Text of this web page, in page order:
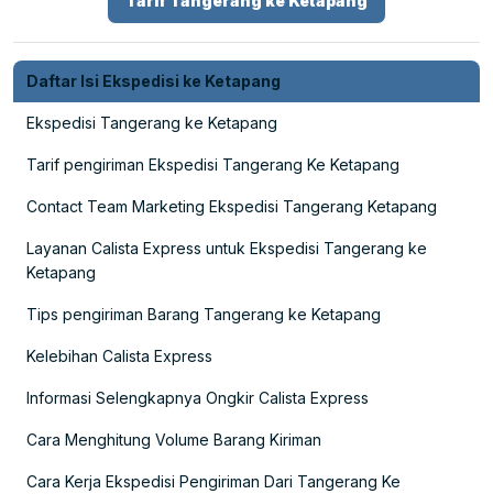
Daftar Isi Ekspedisi ke Ketapang
Ekspedisi Tangerang ke Ketapang
Tarif pengiriman Ekspedisi Tangerang Ke Ketapang
Contact Team Marketing Ekspedisi Tangerang Ketapang
Layanan Calista Express untuk Ekspedisi Tangerang ke
Ketapang
Tips pengiriman Barang Tangerang ke Ketapang
Kelebihan Calista Express
Informasi Selengkapnya Ongkir Calista Express
Cara Menghitung Volume Barang Kiriman
Cara Kerja Ekspedisi Pengiriman Dari Tangerang Ke